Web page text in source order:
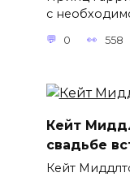
с
0 558
Кейт
свадьбе
Кейт